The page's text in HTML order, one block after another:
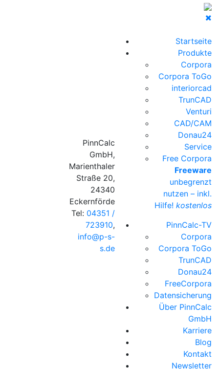
PinnCalc
GmbH,
Marienthaler
Straße 20,
24340
Eckernförde
Tel: 04351 /
723910,
info@p-s-
s.de
Startseite
Produkte
Corpora
Corpora ToGo
interiorcad
TrunCAD
Venturi
CAD/CAM
Donau24
Service
Free Corpora
Freeware
unbegrenzt
nutzen – inkl.
Hilfe! kostenlos
PinnCalc-TV
Corpora
Corpora ToGo
TrunCAD
Donau24
FreeCorpora
Datensicherung
Über PinnCalc
GmbH
Karriere
Blog
Kontakt
Newsletter